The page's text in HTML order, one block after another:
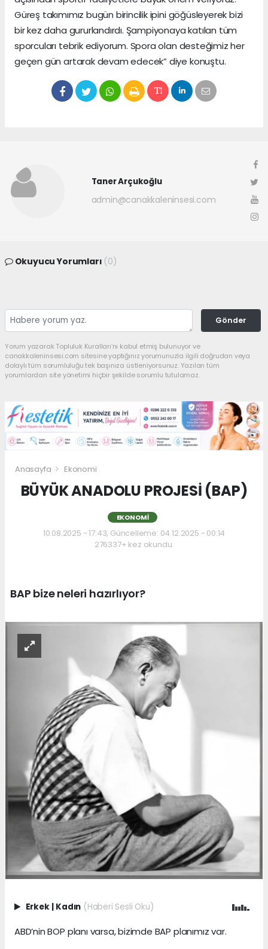
Güreş takımımız bugün birincilik ipini göğüsleyerek bizi
bir kez daha gururlandırdı. Şampiyonaya katılan tüm
sporcuları tebrik ediyorum. Spora olan desteğimiz her
geçen gün artarak devam edecek” diye konuştu.
Taner Arçukoğlu
admin@canakkaleninsesi.com
Okuyucu Yorumları (0)
Gönder
Yorum yazarak Topluluk Kuralları’nı kabul etmiş bulunuyor ve
canakkaleninsesi.com sitesine yaptığınız yorumunuzla ilgili doğrudan veya
dolaylı tüm sorumluluğu tek başınıza üstleniyorsunuz. Yazılan tüm
yorumlardan site yönetimi hiçbir şekilde sorumlu tutulamaz.
Anasayfa Ekonomi
BÜYÜK ANADOLU PROJESİ (BAP)
EKONOMI
10.08.2025 - 17:43, Güncelleme: 04.12.2025 - 00:14
276337+ kez okundu.
BAP bize neleri hazırlıyor?
Erkek | Kadın (Haberi Sesli Oku)
ABD’nin BOP planı varsa, bizimde BAP planımız var.